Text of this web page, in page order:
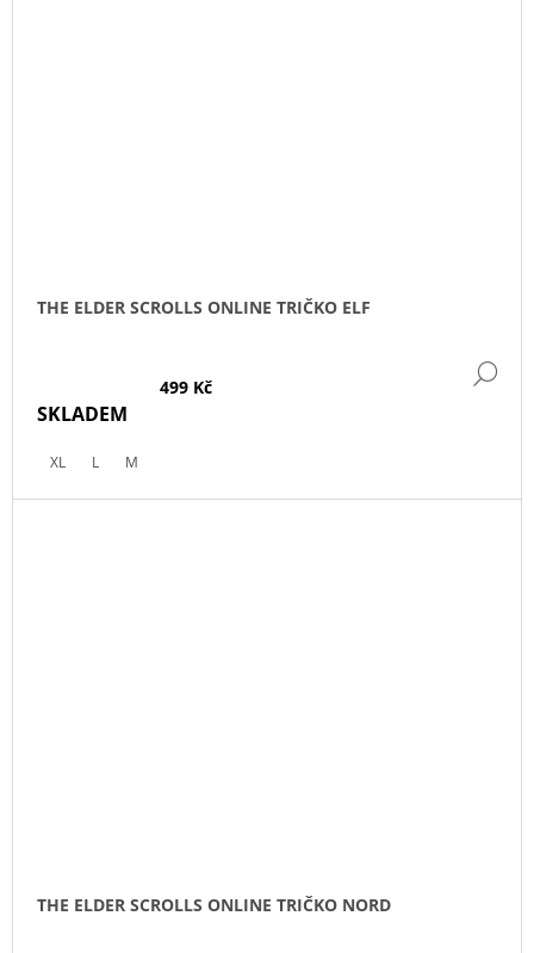
THE ELDER SCROLLS ONLINE TRIČKO ELF
499 Kč
SKLADEM
XL L M
THE ELDER SCROLLS ONLINE TRIČKO NORD